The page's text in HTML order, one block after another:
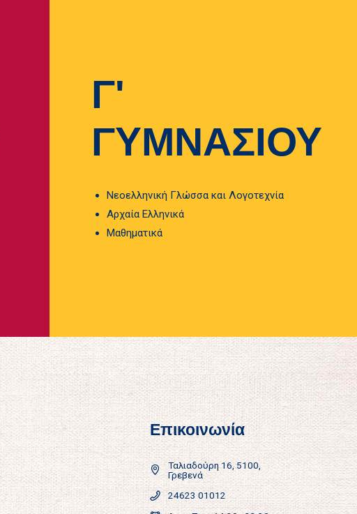
Γ'
ΓΥΜΝΑΣΙΟΥ
Νεοελληνική Γλώσσα και Λογοτεχνία
Αρχαία Ελληνικά
Μαθηματικά
Επικοινωνία
Ταλιαδούρη 16, 5100,
Γρεβενά
24623 01012